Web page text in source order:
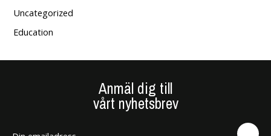
Uncategorized
Education
Anmäl dig till
vårt nyhetsbrev
SEN